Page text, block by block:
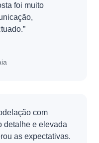
foi muito
com
detalhe e elevada
as expectativas.